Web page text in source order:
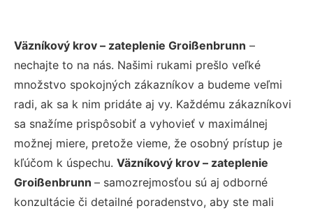
Väzníkový krov – zateplenie Groißenbrunn –
nechajte to na nás. Našimi rukami prešlo veľké
množstvo spokojných zákazníkov a budeme veľmi
radi, ak sa k nim pridáte aj vy. Každému zákazníkovi
sa snažíme prispôsobiť a vyhovieť v maximálnej
možnej miere, pretože vieme, že osobný prístup je
kľúčom k úspechu. Väzníkový krov – zateplenie
Groißenbrunn – samozrejmosťou sú aj odborné
konzultácie či detailné poradenstvo, aby ste mali